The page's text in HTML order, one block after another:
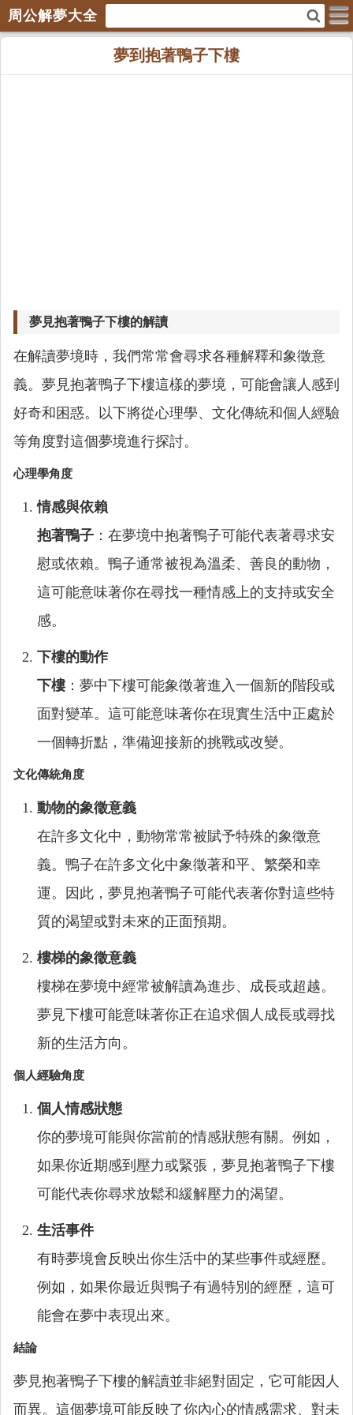
周公解夢大全
夢到抱著鴨子下樓
夢見抱著鴨子下樓的解讀
在解讀夢境時，我們常常會尋求各種解釋和象徵意
義。夢見抱著鴨子下樓這樣的夢境，可能會讓人感到
好奇和困惑。以下將從心理學、文化傳統和個人經驗
等角度對這個夢境進行探討。
心理學角度
情感與依賴
抱著鴨子 ：在夢境中抱著鴨子可能代表著尋求安
慰或依賴。鴨子通常被視為溫柔、善良的動物，
這可能意味著你在尋找一種情感上的支持或安全
感。
下樓的動作
下樓：夢中下樓可能象徵著進入一個新的階段或
面對變革。這可能意味著你在現實生活中正處於
一個轉折點，準備迎接新的挑戰或改變。
文化傳統角度
動物的象徵意義
在許多文化中，動物常常被賦予特殊的象徵意
義。鴨子在許多文化中象徵著和平、繁榮和幸
運。因此，夢見抱著鴨子可能代表著你對這些特
質的渴望或對未來的正面預期。
樓梯的象徵意義
樓梯在夢境中經常被解讀為進步、成長或超越。
夢見下樓可能意味著你正在追求個人成長或尋找
新的生活方向。
個人經驗角度
個人情感狀態
你的夢境可能與你當前的情感狀態有關。例如，
如果你近期感到壓力或緊張，夢見抱著鴨子下樓
可能代表你尋求放鬆和緩解壓力的渴望。
生活事件
有時夢境會反映出你生活中的某些事件或經歷。
例如，如果你最近與鴨子有過特別的經歷，這可
能會在夢中表現出來。
結論
夢見抱著鴨子下樓的解讀並非絕對固定，它可能因人
而異。這個夢境可能反映了你內心的情感需求、對未